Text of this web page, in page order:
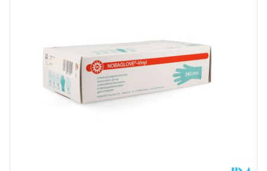
Verpakking
Behoud Kamertemperatuur (15°C - 25°C)